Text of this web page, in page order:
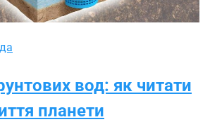
вод: як читати
планети